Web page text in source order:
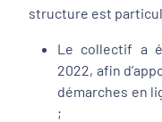
structure est
Le collectif a
2022, afin
démarches en
;